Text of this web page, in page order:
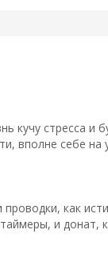
кучу стресса и
вполне себе на
как
и донат,